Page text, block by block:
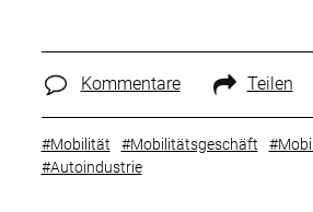
Kommentare Teilen
#Mobilität #Mobilitätsgeschäft
#Autoindustrie